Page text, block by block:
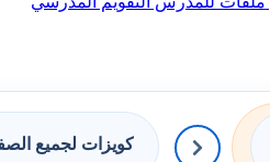
كويزات لجميع